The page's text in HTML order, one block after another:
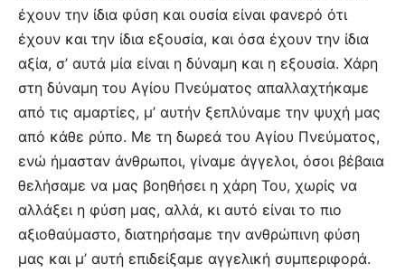
έχουν την ίδια φύση και ουσία είναι φανερό ότι
έχουν και την ίδια εξουσία, και όσα έχουν την ίδια
αξία, σ’ αυτά μία είναι η δύναμη και η εξουσία. Χάρη
στη δύναμη του Αγίου Πνεύματος απαλλαχτήκαμε
από τις αμαρτίες, μ’ αυτήν ξεπλύναμε την ψυχή μας
από κάθε ρύπο. Με τη δωρεά του Αγίου Πνεύματος,
ενώ ήμασταν άνθρωποι, γίναμε άγγελοι, όσοι βέβαια
θελήσαμε να μας βοηθήσει η χάρη Του, χωρίς να
αλλάξει η φύση μας, αλλά, κι αυτό είναι το πιο
αξιοθαύμαστο, διατηρήσαμε την ανθρώπινη φύση
μας και μ’ αυτή επιδείξαμε αγγελική συμπεριφορά.